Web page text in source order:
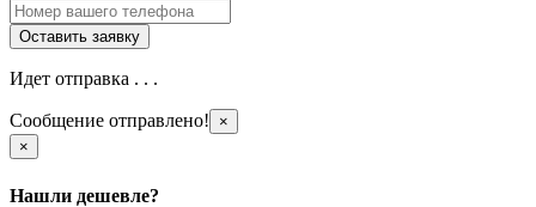
Идет отправка . . .
Сообщение отправлено!
×
×
Нашли дешевле?